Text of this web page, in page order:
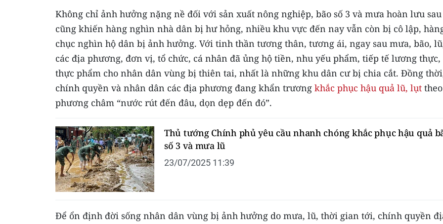
Không chỉ ảnh hưởng nặng nề đối với sản xuất nông nghiệp, bão số 3 và mưa hoàn lưu
cũng khiến hàng nghìn nhà dân bị hư hỏng, nhiều khu vực đến nay vẫn còn bị cô lập,
chục nghìn hộ dân bị ảnh hưởng. Với tinh thần tương thân, tương ái, ngay sau mưa, bão,
các địa phương, đơn vị, tổ chức, cá nhân đã ủng hộ tiền, nhu yếu phẩm, tiếp tế lương thực,
thực phẩm cho nhân dân vùng bị thiên tai, nhất là những khu dân cư bị chia cắt. Đồng
chính quyền và nhân dân các địa phương đang khẩn trương khắc phục hậu quả lũ, lụt theo
phương châm “nước rút đến đâu, dọn dẹp đến đó”.
Thủ tướng Chính phủ yêu cầu nhanh chóng khắc phục hậu quả
số 3 và mưa lũ
23/07/2025 11:39
Để ổn định đời sống nhân dân vùng bị ảnh hưởng do mưa, lũ, thời gian tới, chính quyền